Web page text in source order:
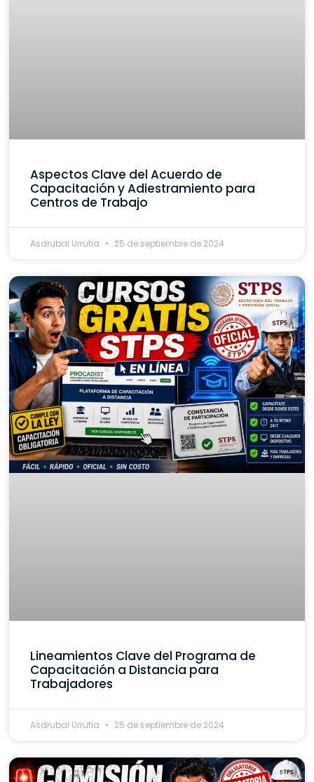
Aspectos Clave del Acuerdo de
Capacitación y Adiestramiento para
Centros de Trabajo
Asdrubal Urrutia 25 de septiembre de 2024
Lineamientos Clave del Programa de
Capacitación a Distancia para
Trabajadores
Asdrubal Urrutia 25 de septiembre de 2024